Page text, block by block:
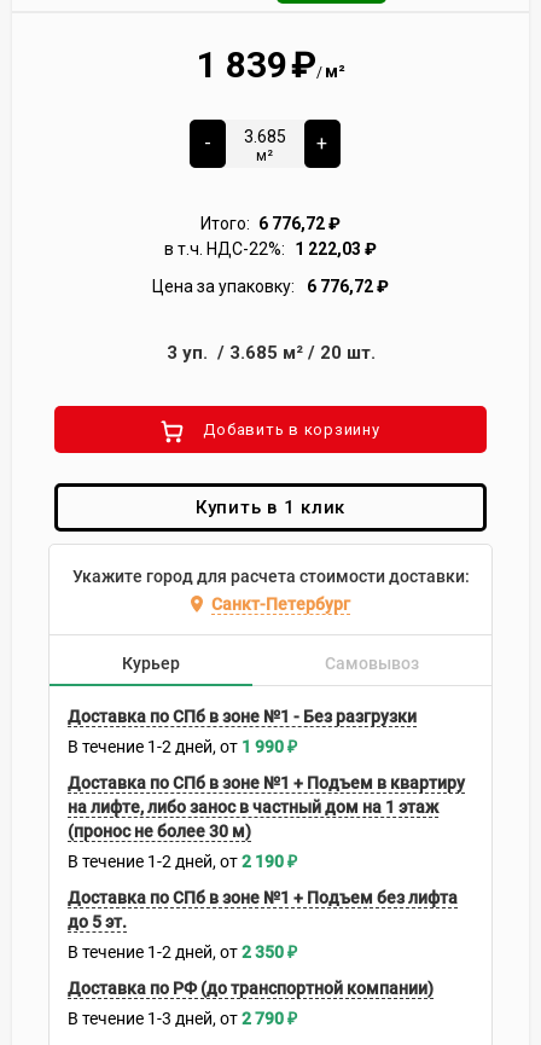
1 839₽/ м²
-
м²
+
Итого: 6 776,72₽
в т.ч. НДС-22%:
1 222,03 ₽
Цена за упаковку:
6 776,72₽
3 уп. / 3.685 м²/ 20 шт.
Добавить в корзиину
Купить в 1 клик
Укажите город для расчета стоимости доставки:
Санкт-Петербург
Курьер Самовывоз
Доставка по СПб в зоне №1 - Без разгрузки
В течение 1-2 дней 1 990₽
Доставка по СПб в зоне №1 + Подъем в квартиру
на лифте, либо занос в частный дом на 1 этаж
(пронос не более 30 м)
В течение 1-2 дней 2 190₽
Доставка по СПб в зоне №1 + Подъем без лифта
до 5 эт.
В течение 1-2 дней 2 350₽
Доставка по РФ (до транспортной компании)
В течение 1-3 дней 2 790₽